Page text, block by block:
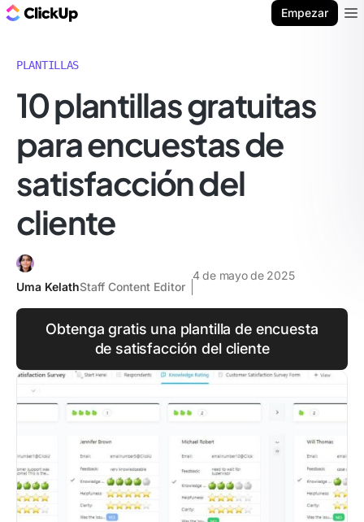
Empezar
PLANTILLAS
10 plantillas gratuitas
para encuestas de
satisfacción del
cliente
Uma KelathStaff Content Editor
4 de mayo de 2025
Obtenga gratis una plantilla de encuesta
de satisfacción del cliente